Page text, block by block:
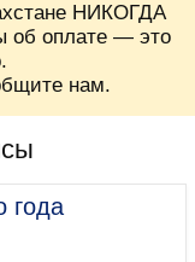
НИКОГДА
об оплате — это
нам.
года